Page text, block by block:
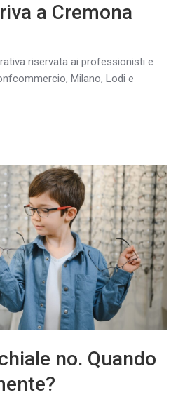
a Cremona
riservata ai professionisti e
Milano, Lodi e
no. Quando